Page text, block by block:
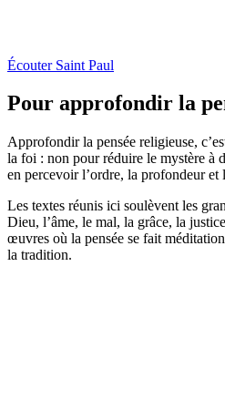
Écouter Saint Paul
Pour approfondir la
Approfondir la pensée religieuse,
la foi : non pour réduire le mystère à
en percevoir l’ordre, la profondeur et
Les textes réunis ici soulèvent les
Dieu, l’âme, le mal, la grâce, la
œuvres où la pensée se fait
la tradition.